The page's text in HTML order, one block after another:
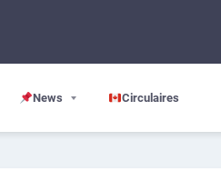
News Circulaires